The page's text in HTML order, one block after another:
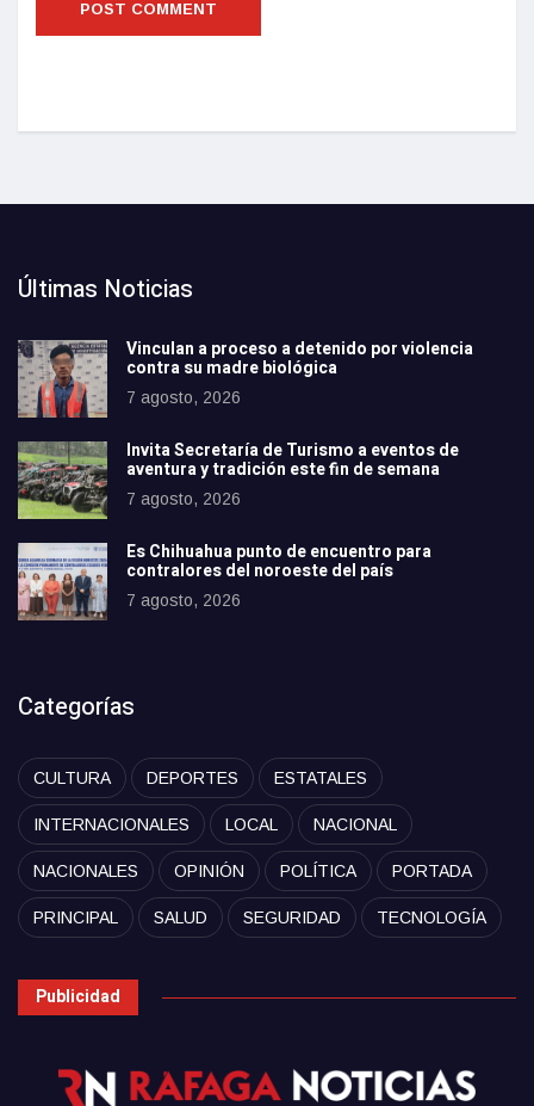
Últimas Noticias
Vinculan a proceso a detenido por violencia
contra su madre biológica
7 agosto, 2026
Invita Secretaría de Turismo a eventos de
aventura y tradición este fin de semana
7 agosto, 2026
Es Chihuahua punto de encuentro para
contralores del noroeste del país
7 agosto, 2026
Categorías
CULTURA DEPORTES ESTATALES
INTERNACIONALES LOCAL NACIONAL
NACIONALES OPINIÓN POLÍTICA PORTADA
PRINCIPAL SALUD SEGURIDAD TECNOLOGÍA
Publicidad